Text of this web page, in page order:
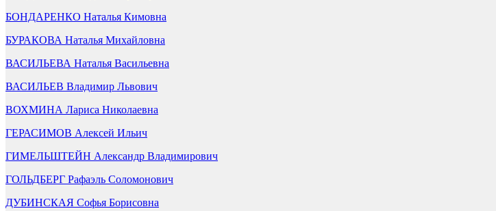
БОНДАРЕНКО Наталья Кимовна
БУРАКОВА Наталья Михайловна
ВАСИЛЬЕВА Наталья Васильевна
ВАСИЛЬЕВ Владимир Львович
ВОХМИНА Лариса Николаевна
ГЕРАСИМОВ Алексей Ильич
ГИМЕЛЬШТЕЙН Александр Владимирович
ГОЛЬДБЕРГ Рафаэль Соломонович
ДУБИНСКАЯ Софья Борисовна